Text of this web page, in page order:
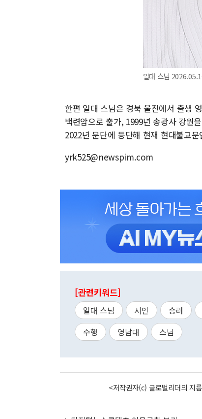
일대 스님
한편 일대 스님은 경북 울진에서 출생
백련암으로 출가, 1999년 송광사 강원
2022년 문단에 등단해 현재 현대불교
yrk525@newspim.com
[관련키워드]
일대 스님 시인 승려
수행
영남대 스님
<저작권자(c) 글로벌리더의 지